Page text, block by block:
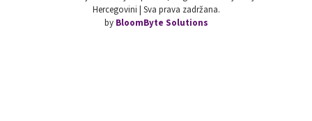
Hercegovini | Sva prava zadržana.
by BloomByte Solutions